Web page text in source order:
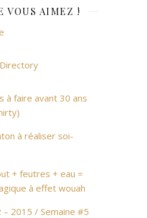
VOUS AIMEZ !
à faire avant 30 ans
à réaliser soi-
+ feutres + eau =
à effet wouah
2015 / Semaine #5